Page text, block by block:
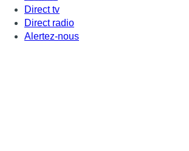
Direct tv
Direct radio
Alertez-nous